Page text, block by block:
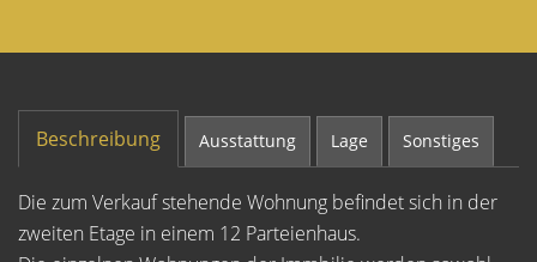
Beschreibung Ausstattung Lage Sonstiges
Die zum Verkauf stehende Wohnung befindet sich in der
zweiten Etage in einem 12 Parteienhaus.